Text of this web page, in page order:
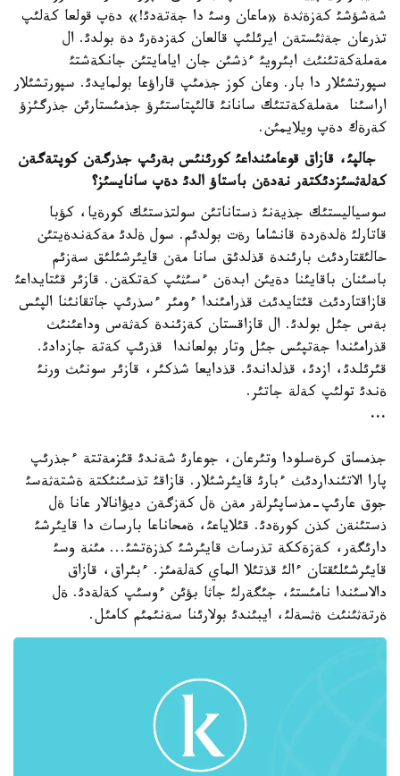
شةشؤشئ كةزةثدة «ماعان وسئ دا جةتةدئ!» دةپ قولعا كةلئپ
تذرعان جةثئستةن ايرئلئپ قالعان كةزدةرئ دة بولدئ. ال
مةملةكةتئنئث ابئرويئ ءذشئن جان ايامايتئن جانكةشتئ
سپورتشئلار دا بار. وعان كوز جذمئپ قاراؤعا بولمايدئ. سپورتشئلار
اراسئنا مةملةكةتتئك سانانئ قالئپتاستئرؤ جذمئستارئن جذرگئزؤ
كةرةك دةپ ويلايمئن.
جالپئ، قازاق قوعامئنداعئ كورئنئس بةرئپ جذرگةن كوپتةگةن
كةلةثسئزدئكتةر نةدةن باستاؤ الدئ دةپ سانايسئز؟
سوسياليستئك جذيةنئ ذستاناتئن سولتذستئك كورةيا، كؤبا
قاتارلئ ةلدةردة قانشاما رةت بولدئم. سول ةلدئ مةكةندةيتئن
حالئقتاردئث بارئندة قذلدئق سانا مةن قايئرشئلئق سةزئم
باسئنان باقايئنا دةيئن ابدةن ءسئثئپ كةتكةن. قازئر قئتايداعئ
قازاقتاردئث قئتايدئث قذرامئندا ءومئر ءسذرئپ جاتقانئنا الپئس
بةس جئل بولدئ. ال قازاقستان كةزئندة كةثةس وداعئنئث
قذرامئندا جةتپئس جئل وتار بولعاندا قذرئپ كةتة جازدادئ.
قئرئلدئ، ازدئ، قذلداندئ. قذدايعا شذكئر، قازئر سونئث ورنئ
ةندئ تولئپ كةلة جاتئر.
...
جذمساق كرةسلودا وتئرعان، جوعارئ شةندئ قئزمةتتة ءجذرئپ
پارا الاتئنداردئث ءبارئ قايئرشئلار. قازاقئ تذسئنئكتة ةشتةثةسئ
جوق عارئپ-مذساپئرلةر مةن ةل كةزگةن ديؤانالار عانا ةل
ذستئنةن كذن كورةدئ. قئلاياعئ، ةمحاناعا بارساث دا قايئرشئ
دارئگةر، كةزةككة تذرساث قايئرشئ كذزةتشئ... مئنة وسئ
قايئرشئلئقتان ءالئ قذتئلا الماي كةلةمئز. ءبئراق، قازاق
دالاسئندا نامئستئ، جئگةرلئ جاثا بؤئن ءوسئپ كةلةدئ. ةل
ةرتةثئنئث ةثسةلئ، ايبئندئ بولارئنا سةنئمئم كامئل.